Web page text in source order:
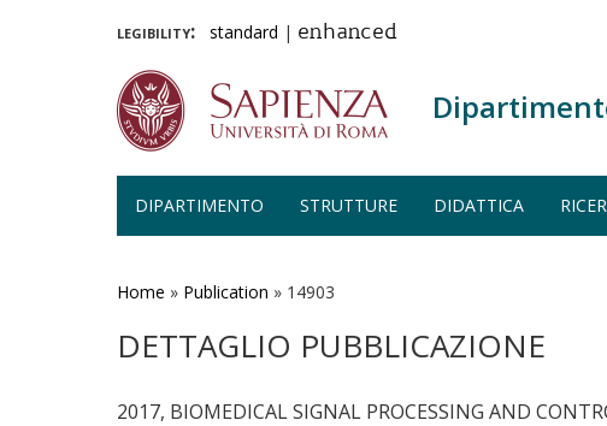
legibility: standard | enhanced
DIPARTIMENTO STRUTTURE DIDATTICA
Home » Publication » 14903
DETTAGLIO PUBBLICAZIONE
2017, BIOMEDICAL SIGNAL PROCESSING AND